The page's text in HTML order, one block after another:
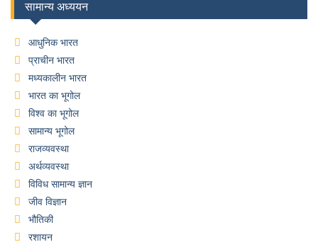
सामान्य अध्ययन
आधुनिक भारत
प्राचीन भारत
मध्यकालीन भारत
भारत का भूगोल
विश्व का भूगोल
सामान्य भूगोल
राजव्यवस्था
अर्थव्यवस्था
विविध सामान्य ज्ञान
जीव विज्ञान
भौतिकी
रशायन